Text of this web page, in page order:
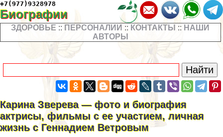
+7(977)9328978
Биографии
ЗДОРОВЬЕ :: ПЕРСОНАЛИИ :: КОНТАКТЫ :: НАШИ
АВТОРЫ
Карина Зверева — фото и биография
актрисы, фильмы с ее участием, личная
жизнь с Геннадием Ветровым